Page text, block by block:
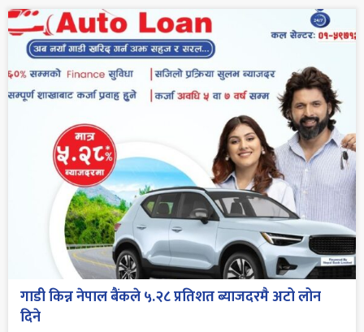
गाडी किन्न नेपाल बैंकले ५.२८ प्रतिशत ब्याजदरमै अटो लोन
दिने